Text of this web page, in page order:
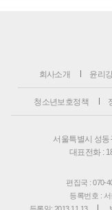
회사소개 윤리
청소년보호정책
서울특별시 성
대표전화 :
편집국 : 070-
등록번호 :